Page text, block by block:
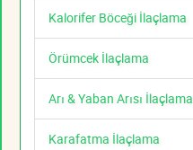
Kalorifer Böceği İlaçlama
Örümcek İlaçlama
Arı & Yaban Arısı İlaçlama
Karafatma İlaçlama